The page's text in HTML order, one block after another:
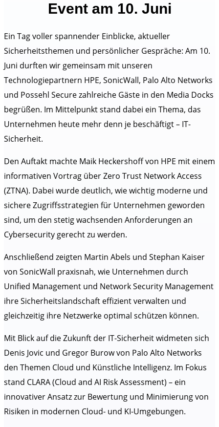
Event am 10. Juni
Ein Tag voller spannender Einblicke, aktueller
Sicherheitsthemen und persönlicher Gespräche: Am 10.
Juni durften wir gemeinsam mit unseren
Technologiepartnern HPE, SonicWall, Palo Alto Networks
und Possehl Secure zahlreiche Gäste in den Media Docks
begrüßen. Im Mittelpunkt stand dabei ein Thema, das
Unternehmen heute mehr denn je beschäftigt – IT-
Sicherheit.
Den Auftakt machte Maik Heckershoff von HPE mit einem
informativen Vortrag über Zero Trust Network Access
(ZTNA). Dabei wurde deutlich, wie wichtig moderne und
sichere Zugriffsstrategien für Unternehmen geworden
sind, um den stetig wachsenden Anforderungen an
Cybersecurity gerecht zu werden.
Anschließend zeigten Martin Abels und Stephan Kaiser
von SonicWall praxisnah, wie Unternehmen durch
Unified Management und Network Security Management
ihre Sicherheitslandschaft effizient verwalten und
gleichzeitig ihre Netzwerke optimal schützen können.
Mit Blick auf die Zukunft der IT-Sicherheit widmeten sich
Denis Jovic und Gregor Burow von Palo Alto Networks
den Themen Cloud und Künstliche Intelligenz. Im Fokus
stand CLARA (Cloud and AI Risk Assessment) – ein
innovativer Ansatz zur Bewertung und Minimierung von
Risiken in modernen Cloud- und KI-Umgebungen.